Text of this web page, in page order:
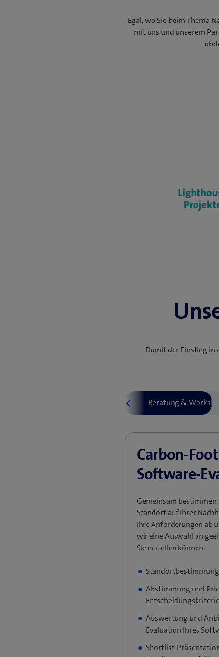
Egal, wo Sie beim Thema
mit uns und unserem
Damit der Einstieg
Carbon-
Software-
Gemeinsam
Standort auf Ihrer
Ihre Anforderungen ab
wir eine Auswahl an
Sie erstellen können.
Abstimmung und
Auswertung und
Evaluation Ihres
Shortlist-